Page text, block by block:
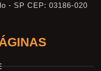
- SP CEP: 03186-020